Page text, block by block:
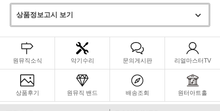
상품정보고시 보기
원뮤직소식 악기수리 문의게시판 리얼마스터TV
상품후기 원뮤직 밴드 배송조회 원터아트홀